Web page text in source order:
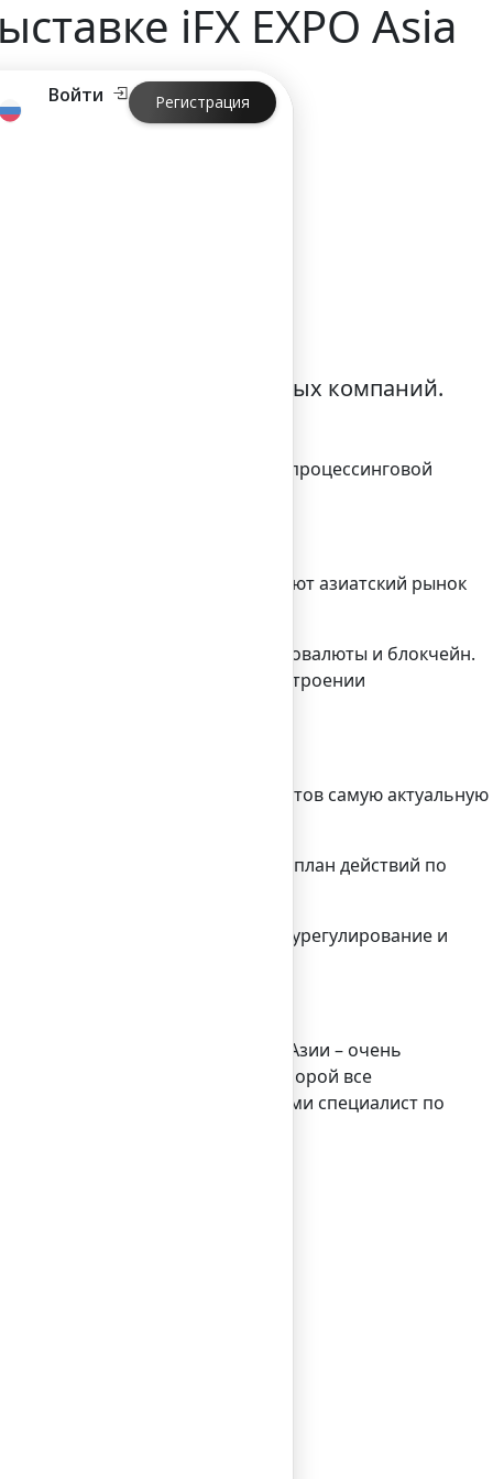
Войти Регистрация
iFX EXPO Asia
известных финансовых компаний.
Forex.
из Латвии – международной процессинговой
со всего мира рассматривают азиатский рынок
темы как новая эра криптовалюты и блокчейн.
правильных партнеров и построении
от отраслевых экспертов самую актуальную
создать четкий и прозрачный план действий по
Лондона и Нью-Йорка; как урегулирование и
EXPO, в секторе b2b. Рынок Азии – очень
клиент из Азии вам доверяет, порой все
– делится своими впечатлениями специалист по
день.